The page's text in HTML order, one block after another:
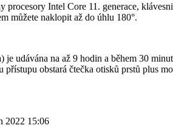
Intel Core 11. generace,
můžete naklopit až do úhlu 180°.
udávána na až 9 hodin a během 30
obstará čtečka otisků prstů plus
2022 15:06